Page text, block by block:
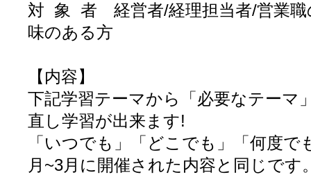
対 象 者 経営者/経理担当者/営業職
味のある方
【内容】
下記学習テーマから「必要なテーマ
直し学習が出来ます!
「いつでも」「どこでも」「何度
月~3月に開催された内容と同じです